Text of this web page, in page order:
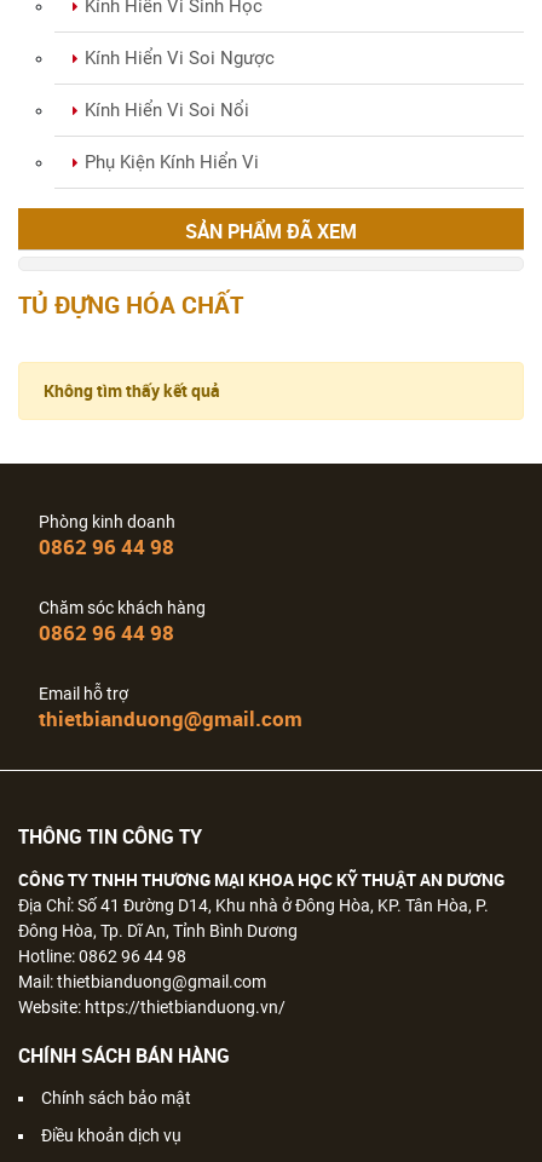
Kính Hiển Vi Sinh Học
Kính Hiển Vi Soi Ngược
Kính Hiển Vi Soi Nổi
Phụ Kiện Kính Hiển Vi
Không tìm thấy kết quả
Phòng kinh doanh
Chăm sóc khách hàng
Email hỗ trợ
THÔNG TIN CÔNG TY
CÔNG TY TNHH THƯƠNG MẠI KHOA HỌC KỸ THUẬT AN DƯƠNG
Địa Chỉ: Số 41 Đường D14, Khu nhà ở Đông Hòa, KP. Tân Hòa, P.
Hotline: 0862 96 44 98
Mail: thietbianduong@gmail.com
Website: https://thietbianduong.vn/
CHÍNH SÁCH BÁN HÀNG
Chính sách bảo mật